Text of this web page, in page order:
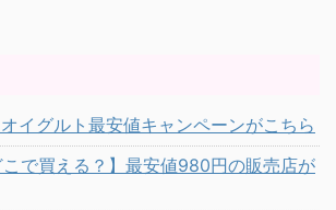
イグルト最安値キャンペーンがこちら
こで買える？】最安値980円の販売店が